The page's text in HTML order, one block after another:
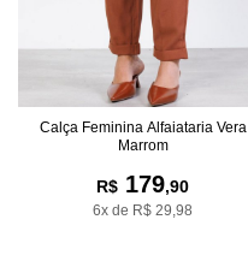
Calça Feminina Alfaiataria Vera
Marrom
R$ 179,90
6x de R$ 29,98